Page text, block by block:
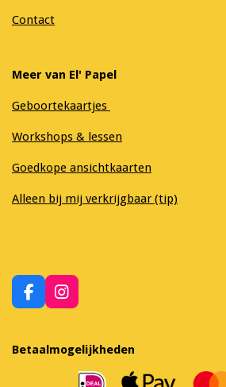
Contact
Meer van El' Papel
Geboortekaartjes
Workshops & lessen
Goedkope ansichtkaarten
Alleen bij mij verkrijgbaar (tip)
F
a
e
b
I
n
a
Betaalmogelijkheden